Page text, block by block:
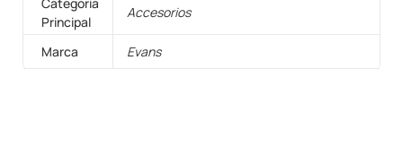
Principal
Accesorios
Marca Evans